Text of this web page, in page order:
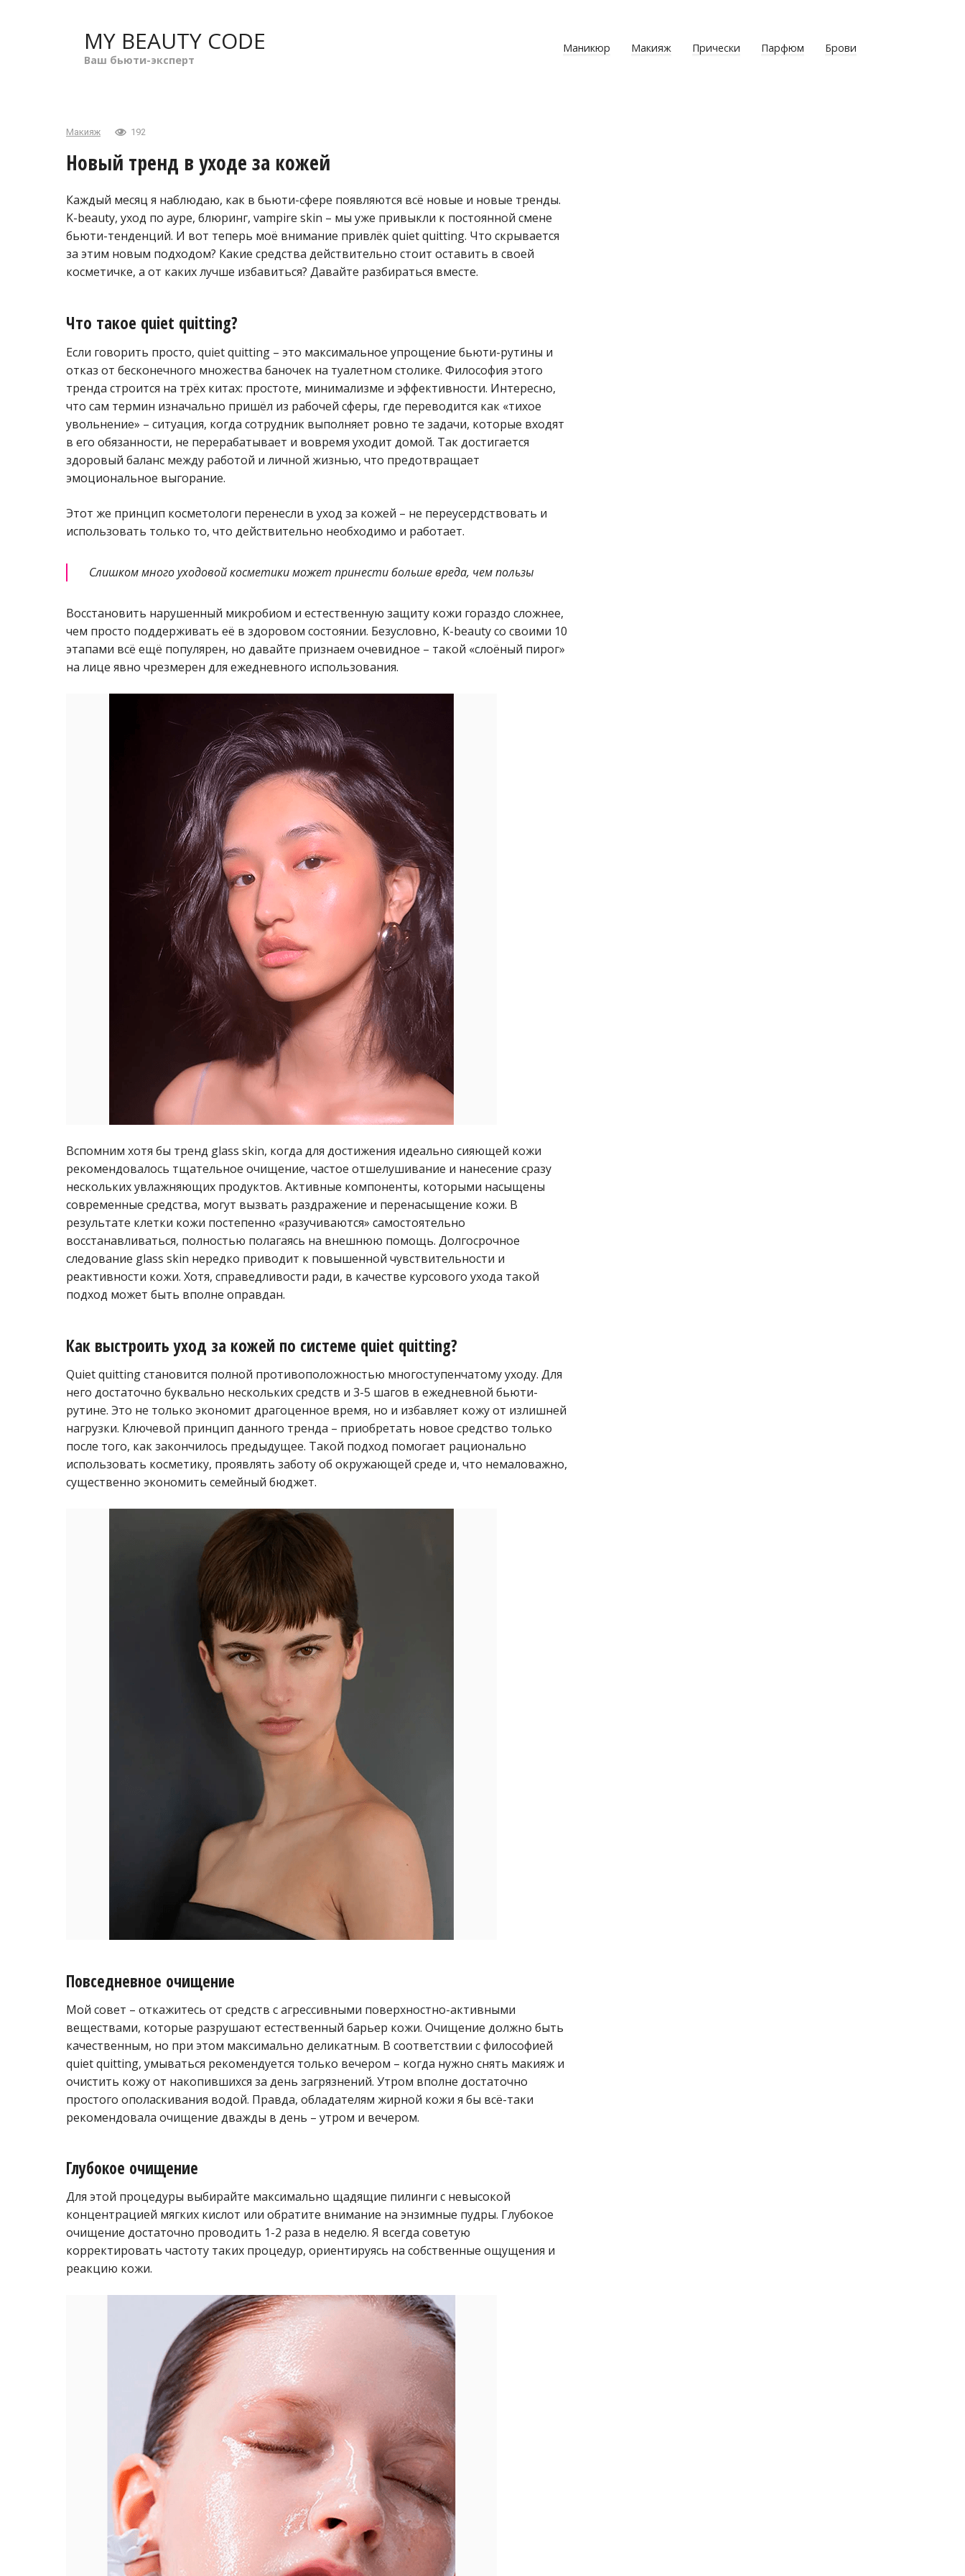
MY BEAUTY CODE
Ваш бьюти-эксперт
Маникюр Макияж Прически Парфюм Брови
Макияж 192
Новый тренд в уходе за кожей
Каждый месяц я наблюдаю, как в бьюти-сфере появляются всё новые и новые тренды.
K-beauty, уход по ауре, блюринг, vampire skin – мы уже привыкли к постоянной смене
бьюти-тенденций. И вот теперь моё внимание привлёк quiet quitting. Что скрывается
за этим новым подходом? Какие средства действительно стоит оставить в своей
косметичке, а от каких лучше избавиться? Давайте разбираться вместе.
Что такое quiet quitting?
Если говорить просто, quiet quitting – это максимальное упрощение бьюти-рутины и
отказ от бесконечного множества баночек на туалетном столике. Философия этого
тренда строится на трёх китах: простоте, минимализме и эффективности. Интересно,
что сам термин изначально пришёл из рабочей сферы, где переводится как «тихое
увольнение» – ситуация, когда сотрудник выполняет ровно те задачи, которые входят
в его обязанности, не перерабатывает и вовремя уходит домой. Так достигается
здоровый баланс между работой и личной жизнью, что предотвращает
эмоциональное выгорание.
Этот же принцип косметологи перенесли в уход за кожей – не переусердствовать и
использовать только то, что действительно необходимо и работает.
Слишком много уходовой косметики может принести больше вреда, чем пользы
Восстановить нарушенный микробиом и естественную защиту кожи гораздо сложнее,
чем просто поддерживать её в здоровом состоянии. Безусловно, K-beauty со своими 10
этапами всё ещё популярен, но давайте признаем очевидное – такой «слоёный пирог»
на лице явно чрезмерен для ежедневного использования.
Вспомним хотя бы тренд glass skin, когда для достижения идеально сияющей кожи
рекомендовалось тщательное очищение, частое отшелушивание и нанесение сразу
нескольких увлажняющих продуктов. Активные компоненты, которыми насыщены
современные средства, могут вызвать раздражение и перенасыщение кожи. В
результате клетки кожи постепенно «разучиваются» самостоятельно
восстанавливаться, полностью полагаясь на внешнюю помощь. Долгосрочное
следование glass skin нередко приводит к повышенной чувствительности и
реактивности кожи. Хотя, справедливости ради, в качестве курсового ухода такой
подход может быть вполне оправдан.
Как выстроить уход за кожей по системе quiet quitting?
Quiet quitting становится полной противоположностью многоступенчатому уходу. Для
него достаточно буквально нескольких средств и 3-5 шагов в ежедневной бьюти-
рутине. Это не только экономит драгоценное время, но и избавляет кожу от излишней
нагрузки. Ключевой принцип данного тренда – приобретать новое средство только
после того, как закончилось предыдущее. Такой подход помогает рационально
использовать косметику, проявлять заботу об окружающей среде и, что немаловажно,
существенно экономить семейный бюджет.
Повседневное очищение
Мой совет – откажитесь от средств с агрессивными поверхностно-активными
веществами, которые разрушают естественный барьер кожи. Очищение должно быть
качественным, но при этом максимально деликатным. В соответствии с философией
quiet quitting, умываться рекомендуется только вечером – когда нужно снять макияж и
очистить кожу от накопившихся за день загрязнений. Утром вполне достаточно
простого ополаскивания водой. Правда, обладателям жирной кожи я бы всё-таки
рекомендовала очищение дважды в день – утром и вечером.
Глубокое очищение
Для этой процедуры выбирайте максимально щадящие пилинги с невысокой
концентрацией мягких кислот или обратите внимание на энзимные пудры. Глубокое
очищение достаточно проводить 1-2 раза в неделю. Я всегда советую
корректировать частоту таких процедур, ориентируясь на собственные ощущения и
реакцию кожи.